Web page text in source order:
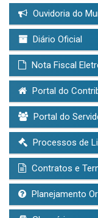
Ouvidoria do
Diário Oficial
Nota Fiscal
Portal do
Portal do
Processos de
Contratos e
Planejamento